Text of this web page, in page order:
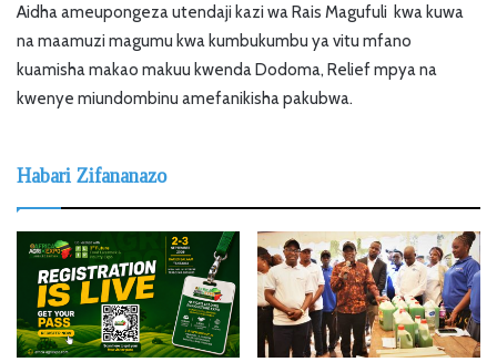
Aidha ameupongeza utendaji kazi wa Rais Magufuli kwa kuwa
na maamuzi magumu kwa kumbukumbu ya vitu mfano
kuamisha makao makuu kwenda Dodoma, Relief mpya na
kwenye miundombinu amefanikisha pakubwa.
Habari Zifananazo